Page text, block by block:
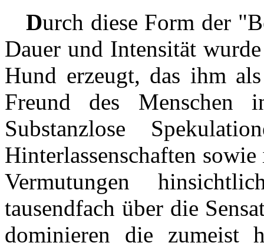
Durch diese Form der
Dauer und Intensität
Hund erzeugt, das ihm
Freund des Menschen
Substanzlose
Hinterlassenschaften
Vermutungen
tausendfach über die
dominieren die zumeist